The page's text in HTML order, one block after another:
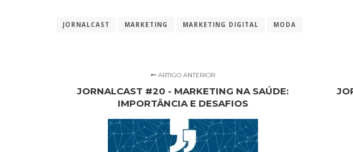
JORNALCAST MARKETING MARKETING DIGITAL MODA
ARTIGO ANTERIOR
JORNALCAST #20 - MARKETING NA SAÚDE:
IMPORTÂNCIA E DESAFIOS